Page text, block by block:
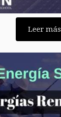
Leer más